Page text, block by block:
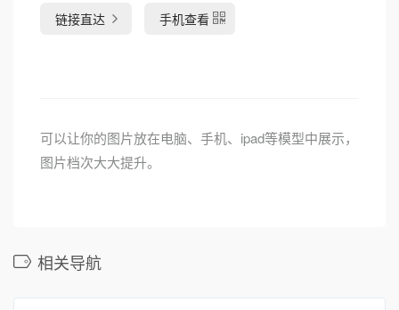
链接直达 手机查看
可以让你的图片放在电脑、手机、ipad等模型中展示，
图片档次大大提升。
相关导航